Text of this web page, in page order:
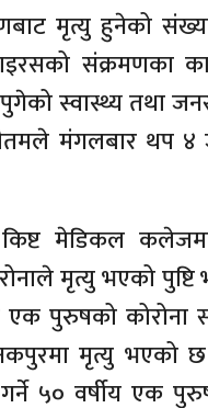
मृत्यु हुनेको
संक्रमणका
स्वास्थ्य तथा
मंगलबार थप ४
मेडिकल
मृत्यु भएको पुष्टि
एक पुरुषको कोरोना
मृत्यु भएको
५० वर्षीय एक